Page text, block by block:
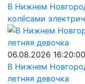
В Нижнем
колёсами
06.08.2026 16:20:00
В Нижнем
летняя девочка